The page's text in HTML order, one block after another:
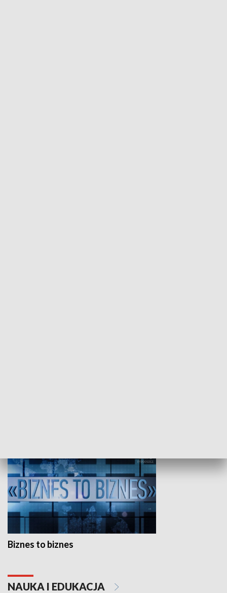
Biznes to biznes
NAUKA I EDUKACJA